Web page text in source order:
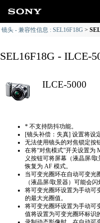
镜头 - 兼容性信息 : SEL16F18G
SEL16F18G - ILCE-
ILCE-5000
* 不支持防抖功能。
[镜头补偿：失真] 设置将设
无法使用镜头的对焦锁定按
在将“对焦模式”开关设置为
义按钮可将屏幕（液晶屏/
恢复为 AF 模式。
当可变光圈环在自动可变光
（液晶屏/取景器）可能会
将可变光圈环设置为手动可
的最大光圈值。
将可变光圈环设置为手动可
值将设置为可变光圈环标识